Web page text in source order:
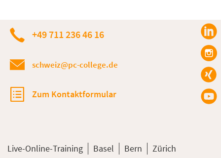
+49 711 236 46 16
schweiz@pc-college.de
Zum Kontaktformular
Live-Online-Training Basel Bern Zürich